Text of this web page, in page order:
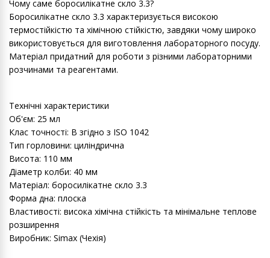
Чому саме боросилікатне скло 3.3?
Боросилікатне скло 3.3 характеризується високою
термостійкістю та хімічною стійкістю, завдяки чому широко
використовується для виготовлення лабораторного посуду.
Матеріал придатний для роботи з різними лабораторними
розчинами та реагентами.
Технічні характеристики
Об'єм: 25 мл
Клас точності: B згідно з ISO 1042
Тип горловини: циліндрична
Висота: 110 мм
Діаметр колби: 40 мм
Матеріал: боросилікатне скло 3.3
Форма дна: плоска
Властивості: висока хімічна стійкість та мінімальне теплове
розширення
Виробник: Simax (Чехія)